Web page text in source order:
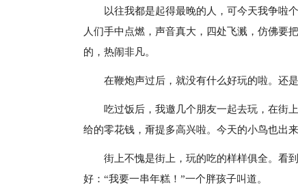
以往我都是起得最晚的人，可今天我争啦
人们手中点燃，声音真大，四处飞溅，仿佛要
的，热闹非凡。
在鞭炮声过后，就没有什么好玩的啦。还
吃过饭后，我邀几个朋友一起去玩，在街
给的零花钱，甭提多高兴啦。今天的小鸟也出
街上不愧是街上，玩的吃的样样俱全。看
好：“我要一串年糕！”一个胖孩子叫道。